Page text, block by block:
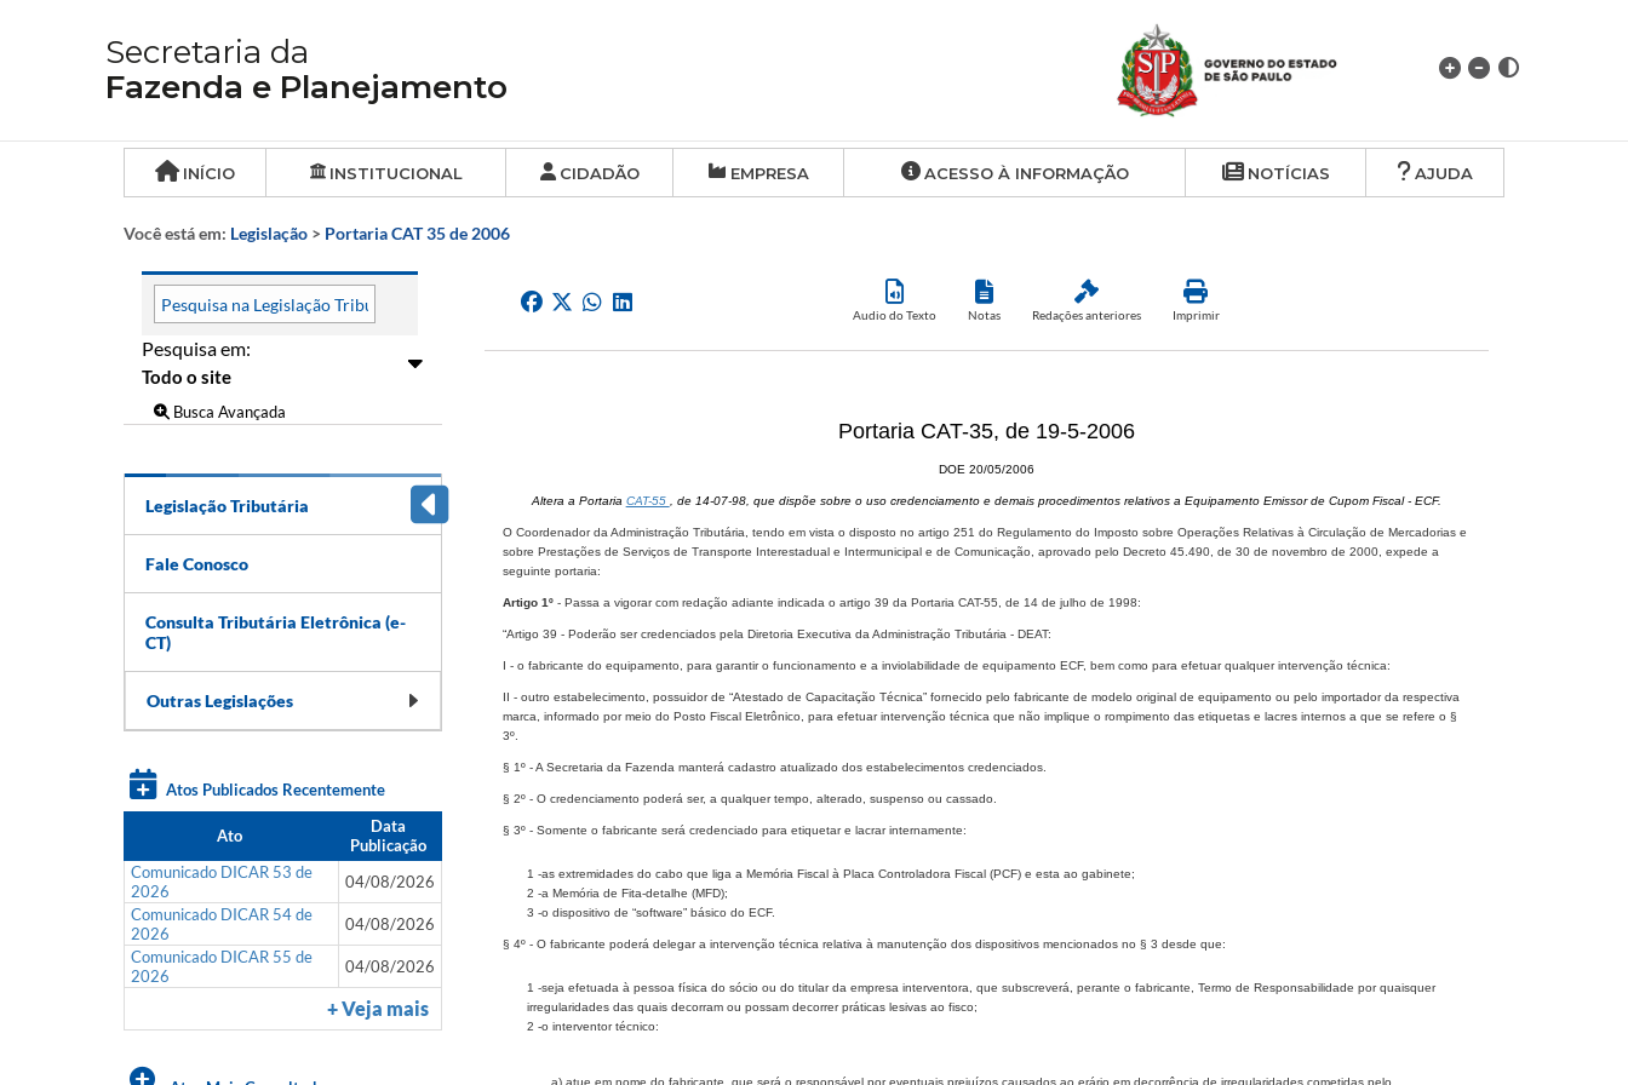
Secretaria da
Fazenda e Planejamento
INÍCIO INSTITUCIONAL CIDADÃO EMPRESA ACESSO À INFORMAÇÃO NOTÍCIAS AJUDA
Você está em: Legislação > Portaria CAT 35 de 2006
Pesquisa em:
Busca Avançada
Legislação Tributária
Fale Conosco
Consulta Tributária Eletrônica (e-
CT)
Outras Legislações
Atos Publicados Recentemente
Ato
Data
Publicação
Comunicado DICAR 53 de
2026
04/08/2026
Comunicado DICAR 54 de
2026
04/08/2026
Comunicado DICAR 55 de
2026
04/08/2026
+ Veja mais
Audio do Texto Notas Redações anteriores Imprimir
Portaria CAT-35, de 19-5-2006
DOE 20/05/2006
Altera a Portaria CAT-55 , de 14-07-98, que dispõe sobre o uso credenciamento e demais procedimentos relativos a Equipamento Emissor de Cupom Fiscal - ECF.
O Coordenador da Administração Tributária, tendo em vista o disposto no artigo 251 do Regulamento do Imposto sobre Operações Relativas à Circulação de Mercadorias e
sobre Prestações de Serviços de Transporte Interestadual e Intermunicipal e de Comunicação, aprovado pelo Decreto 45.490, de 30 de novembro de 2000, expede a
seguinte portaria:
Artigo 1º- Passa a vigorar com redação adiante indicada o artigo 39 da Portaria CAT-55, de 14 de julho de 1998:
“Artigo 39 - Poderão ser credenciados pela Diretoria Executiva da Administração Tributária - DEAT:
I - o fabricante do equipamento, para garantir o funcionamento e a inviolabilidade de equipamento ECF, bem como para efetuar qualquer intervenção técnica:
II - outro estabelecimento, possuidor de “Atestado de Capacitação Técnica” fornecido pelo fabricante de modelo original de equipamento ou pelo importador da respectiva
marca, informado por meio do Posto Fiscal Eletrônico, para efetuar intervenção técnica que não implique o rompimento das etiquetas e lacres internos a que se refere o §
3º.
§ 1º - A Secretaria da Fazenda manterá cadastro atualizado dos estabelecimentos credenciados.
§ 2º - O credenciamento poderá ser, a qualquer tempo, alterado, suspenso ou cassado.
§ 3º - Somente o fabricante será credenciado para etiquetar e lacrar internamente:
1 -as extremidades do cabo que liga a Memória Fiscal à Placa Controladora Fiscal (PCF) e esta ao gabinete;
2 -a Memória de Fita-detalhe (MFD);
3 -o dispositivo de “software” básico do ECF.
§ 4º - O fabricante poderá delegar a intervenção técnica relativa à manutenção dos dispositivos mencionados no § 3 desde que:
1 -seja efetuada à pessoa física do sócio ou do titular da empresa interventora, que subscreverá, perante o fabricante, Termo de Responsabilidade por quaisquer
irregularidades das quais decorram ou possam decorrer práticas lesivas ao fisco;
2 -o interventor técnico:
a) atue em nome do fabricante, que será o responsável por eventuais prejuízos causados ao erário em decorrência de irregularidades cometidas pelo